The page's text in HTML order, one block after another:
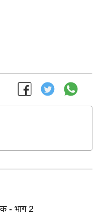
- भाग 2